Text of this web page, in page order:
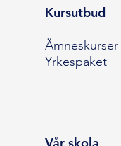
Kursutbud
Ämneskurser
Yrkespaket
Vår skola